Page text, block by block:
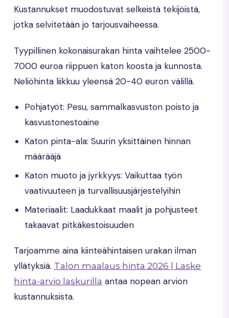
Kustannukset muodostuvat selkeistä tekijöistä,
jotka selvitetään jo tarjousvaiheessa.
Tyypillinen kokonaisurakan hinta vaihtelee 2500-
7000 euroa riippuen katon koosta ja kunnosta.
Neliöhinta liikkuu yleensä 20-40 euron välillä.
Pohjatyöt: Pesu, sammalkasvuston poisto ja
kasvustonestoaine
Katon pinta-ala: Suurin yksittäinen hinnan
määrääjä
Katon muoto ja jyrkkyys: Vaikuttaa työn
vaativuuteen ja turvallisuusjärjestelyihin
Materiaalit: Laadukkaat maalit ja pohjusteet
takaavat pitkäkestoisuuden
Tarjoamme aina kiinteähintaisen urakan ilman
yllätyksiä. Talon maalaus hinta 2026 | Laske
hinta-arvio laskurilla antaa nopean arvion
kustannuksista.